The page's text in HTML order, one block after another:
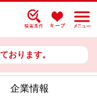
おります。
企業情報